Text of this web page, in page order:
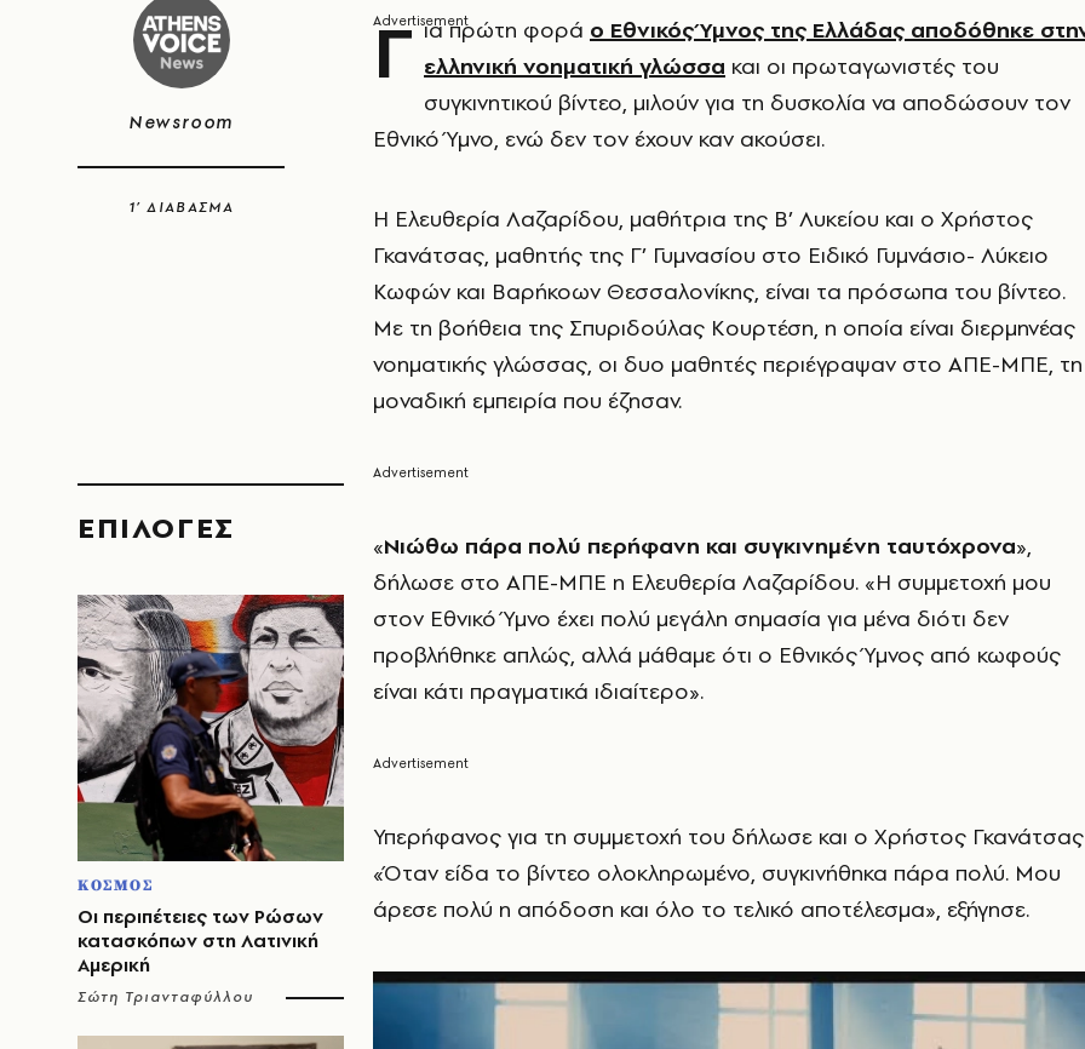
Newsroom
1’ ΔΙΑΒΑΣΜΑ
EΠΙΛΟΓΈΣ
ΚΟΣΜΟΣ
Οι περιπέτειες των Ρώσων
κατασκόπων στη Λατινική
Αμερική
Σώτη Τριανταφύλλου
Γ ια πρώτη φορά ο Εθνικός Ύμνος της Ελλάδας αποδόθηκε
ελληνική νοηματική γλώσσα και οι πρωταγωνιστές του
συγκινητικού βίντεο, μιλούν για τη δυσκολία να αποδώσουν τον
Εθνικό Ύμνο, ενώ δεν τον έχουν καν ακούσει.
Η Ελευθερία Λαζαρίδου, μαθήτρια της Β’ Λυκείου και ο Χρήστος
Γκανάτσας, μαθητής της Γ’ Γυμνασίου στο Ειδικό Γυμνάσιο- Λύκειο
Κωφών και Βαρήκοων Θεσσαλονίκης, είναι τα πρόσωπα του βίντεο.
Με τη βοήθεια της Σπυριδούλας Κουρτέση, η οποία είναι διερμηνέας
νοηματικής γλώσσας, οι δυο μαθητές περιέγραψαν στο ΑΠΕ-ΜΠΕ, τη
μοναδική εμπειρία που έζησαν.
«Νιώθω πάρα πολύ περήφανη και συγκινημένη ταυτόχρονα»,
δήλωσε στο ΑΠΕ-ΜΠΕ η Ελευθερία Λαζαρίδου. «Η συμμετοχή μου
στον Εθνικό Ύμνο έχει πολύ μεγάλη σημασία για μένα διότι δεν
προβλήθηκε απλώς, αλλά μάθαμε ότι ο Εθνικός Ύμνος από κωφούς
είναι κάτι πραγματικά ιδιαίτερο».
Υπερήφανος για τη συμμετοχή του δήλωσε και ο Χρήστος
«Όταν είδα το βίντεο ολοκληρωμένο, συγκινήθηκα πάρα πολύ. Μου
άρεσε πολύ η απόδοση και όλο το τελικό αποτέλεσμα», εξήγησε.